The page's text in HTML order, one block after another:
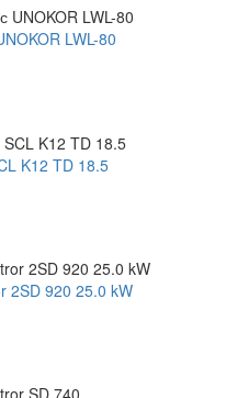
LWL-80
K12 TD 18.5
2SD 920 25.0 kW